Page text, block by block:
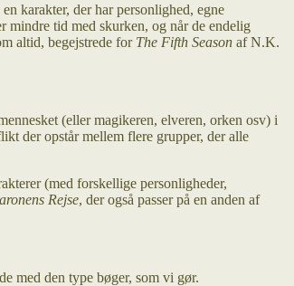
karakter, der har personlighed, egne
tid med skurken, og når de endelig
altid, begejstrede for The Fifth Season af N.K.
(eller magikeren, elveren, orken osv) i
der opstår mellem flere grupper, der alle
(med forskellige personligheder,
Rejse, der også passer på en anden af
med den type bøger, som vi gør.